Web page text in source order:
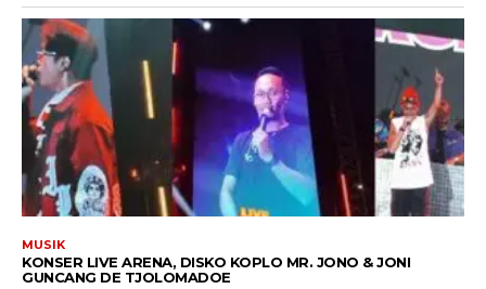
MUSIK
KONSER LIVE ARENA, DISKO KOPLO MR. JONO & JONI
GUNCANG DE TJOLOMADOE